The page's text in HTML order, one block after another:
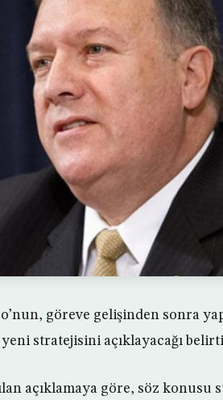
göreve gelişinden sonra
stratejisini açıklayacağı
açıklamaya göre, söz